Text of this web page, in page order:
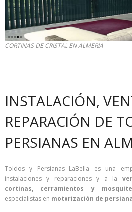
CORTINAS DE CRISTAL EN ALMERIA
INSTALACIÓN,
REPARACIÓN DE
PERSIANAS EN
Toldos y Persianas LaBella es una
instalaciones y reparaciones y a la
cortinas, cerramientos y
especialistas en motorización de